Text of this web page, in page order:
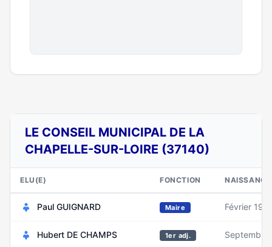
LE CONSEIL MUNICIPAL DE LA
CHAPELLE-SUR-LOIRE (37140)
ELU(E) FONCTION NAISSANCE
Paul GUIGNARD Maire Février
Hubert DE CHAMPS 1er adj. Septembre